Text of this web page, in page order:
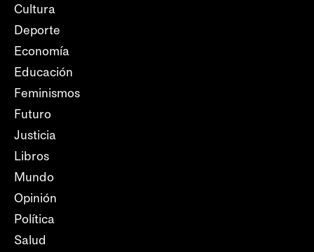
Cultura
Deporte
Economía
Educación
Feminismos
Futuro
Justicia
Libros
Mundo
Opinión
Política
Salud